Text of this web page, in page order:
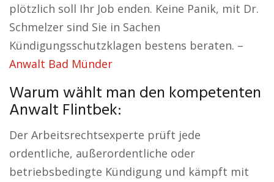
plötzlich soll Ihr Job enden. Keine Panik, mit Dr.
Schmelzer sind Sie in Sachen
Kündigungsschutzklagen bestens beraten. –
Anwalt Bad Münder
Warum wählt man den kompetenten
Anwalt Flintbek:
Der Arbeitsrechtsexperte prüft jede
ordentliche, außerordentliche oder
betriebsbedingte Kündigung und kämpft mit